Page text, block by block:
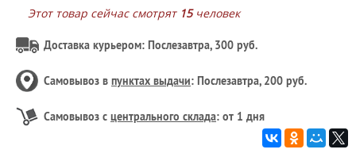
Этот товар сейчас смотрят 15человек
Доставка курьером: Послезавтра, 300 руб.
Самовывоз в пунктах выдачи: Послезавтра, 200 руб.
Самовывоз с центрального склада: от 1 дня